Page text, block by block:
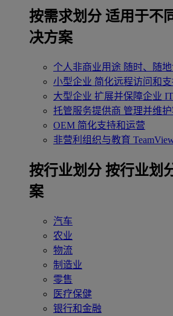
按需求划分 适用于不
决方案
个人非商业用途 随时、随
小型企业 简化远程访问和
大型企业 扩展并保障企业
托管服务提供商 管理并维
OEM 简化支持和运营
非营利组织与教育
‌按行业划分 按行业划
案
汽车
农业
物流
制造业
零售
医疗保健
银行和金融